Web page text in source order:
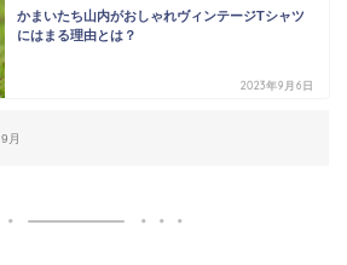
かまいたち山内がおしゃれヴィンテージTシャツ
にはまる理由とは？
2023年9月6日
9月